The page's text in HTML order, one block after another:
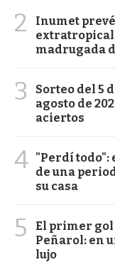
2
Inumet
extratropical
madrugada
3
Sorteo del 5
agosto de
aciertos
4 "Perdí todo":
de una
su casa
5
El primer
Peñarol: en
lujo